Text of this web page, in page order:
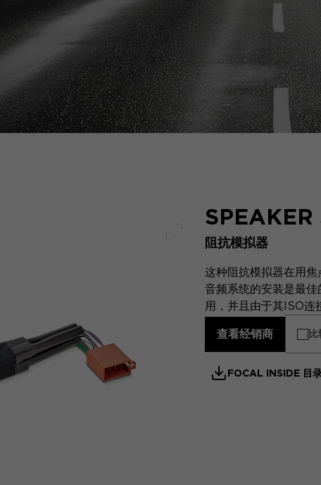
全屏幕
SPEAKER
阻抗模拟器
这种阻抗模拟器在用
音频系统的安装是最
用，并且由于其ISO连
查看经销商 比
FOCAL INSIDE 目